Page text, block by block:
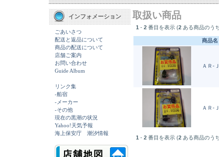
インフォメーション
ごあいさつ
配送と返品について
商品の配送について
店舗ご案内
お問い合わせ
Guide Album
リンク集
-船宿
-メーカー
-その他
現在の黒潮の状況
Yahoo!天気予報
海上保安庁 潮汐情報
取扱い商品
1 - 2 番目を表示 (2 ある商品のう
商品名
ＡＲ-
ＡＲ-
1 - 2 番目を表示 (2 ある商品のう